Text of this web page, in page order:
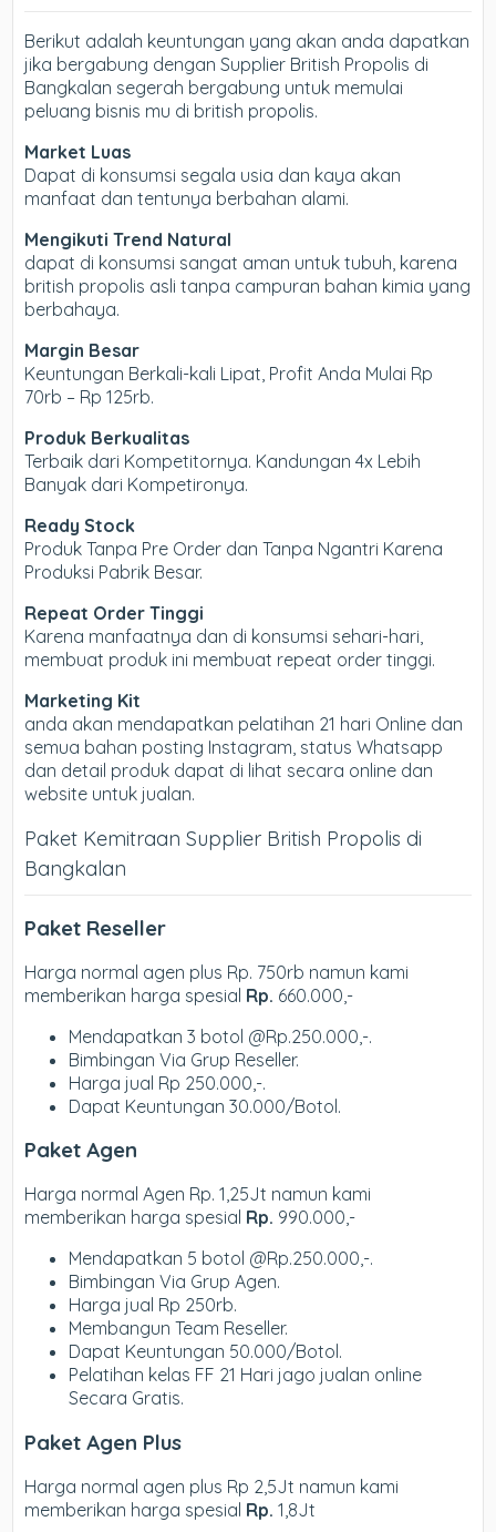
Berikut adalah keuntungan yang akan anda dapatkan
jika bergabung dengan Supplier British Propolis di
Bangkalan segerah bergabung untuk memulai
peluang bisnis mu di british propolis.
Market Luas
Dapat di konsumsi segala usia dan kaya akan
manfaat dan tentunya berbahan alami.
Mengikuti Trend Natural
dapat di konsumsi sangat aman untuk tubuh, karena
british propolis asli tanpa campuran bahan kimia yang
berbahaya.
Margin Besar
Keuntungan Berkali-kali Lipat, Profit Anda Mulai Rp
70rb – Rp 125rb.
Produk Berkualitas
Terbaik dari Kompetitornya. Kandungan 4x Lebih
Banyak dari Kompetironya.
Ready Stock
Produk Tanpa Pre Order dan Tanpa Ngantri Karena
Produksi Pabrik Besar.
Repeat Order Tinggi
Karena manfaatnya dan di konsumsi sehari-hari,
membuat produk ini membuat repeat order tinggi.
Marketing Kit
anda akan mendapatkan pelatihan 21 hari Online dan
semua bahan posting Instagram, status Whatsapp
dan detail produk dapat di lihat secara online dan
website untuk jualan.
Paket Kemitraan Supplier British Propolis di
Bangkalan
Paket Reseller
Harga normal agen plus Rp. 750rb namun kami
memberikan harga spesial Rp. 660.000,-
Mendapatkan 3 botol @Rp.250.000,-.
Bimbingan Via Grup Reseller.
Harga jual Rp 250.000,-.
Dapat Keuntungan 30.000/Botol.
Paket Agen
Harga normal Agen Rp. 1,25Jt namun kami
memberikan harga spesial Rp. 990.000,-
Mendapatkan 5 botol @Rp.250.000,-.
Bimbingan Via Grup Agen.
Harga jual Rp 250rb.
Membangun Team Reseller.
Dapat Keuntungan 50.000/Botol.
Pelatihan kelas FF 21 Hari jago jualan online
Secara Gratis.
Paket Agen Plus
Harga normal agen plus Rp 2,5Jt namun kami
memberikan harga spesial Rp. 1,8Jt